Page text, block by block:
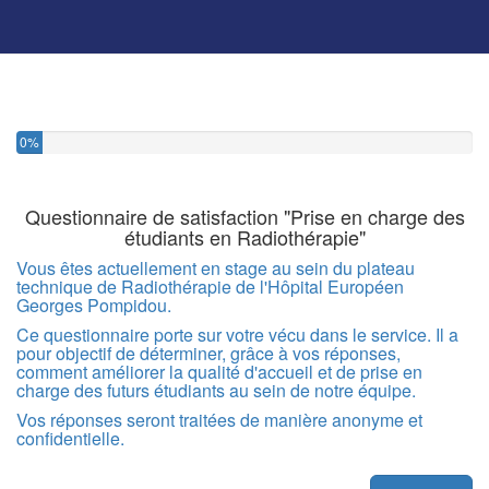
0%
Questionnaire de satisfaction "Prise en charge des
étudiants en Radiothérapie"
Vous êtes actuellement en stage au sein du plateau
technique de Radiothérapie de l'Hôpital Européen
Georges Pompidou.
Ce questionnaire porte sur votre vécu dans le service. Il a
pour objectif de déterminer, grâce à vos réponses,
comment améliorer la qualité d'accueil et de prise en
charge des futurs étudiants au sein de notre équipe.
Vos réponses seront traitées de manière anonyme et
confidentielle.